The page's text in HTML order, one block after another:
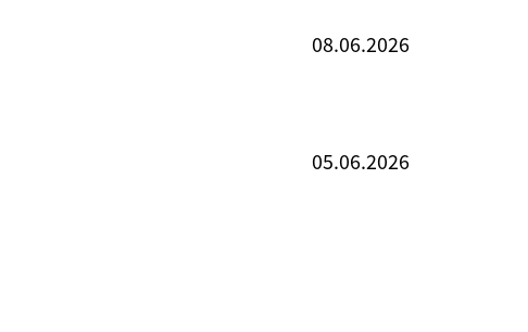
08.06.2026
05.06.2026